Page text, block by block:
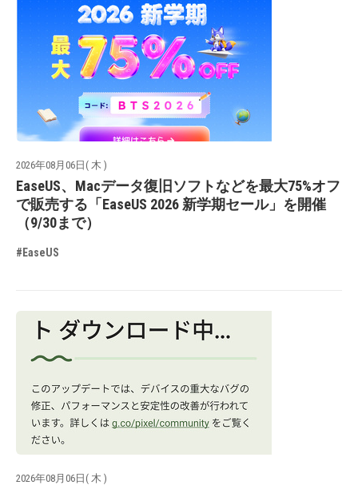
2026年08月06日( 木 )
EaseUS、Macデータ復旧ソフトなどを最大75%オフ
で販売する「EaseUS 2026 新学期セール」を開催
（9/30まで）
#EaseUS
2026年08月06日( 木 )